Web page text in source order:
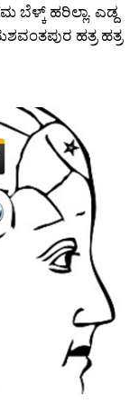
ಬೆಳ್ಕ್ ಹರಿಲ್ಲಾ. ಎಡ್ದ
ಹತ್ರ ಹತ್ರ